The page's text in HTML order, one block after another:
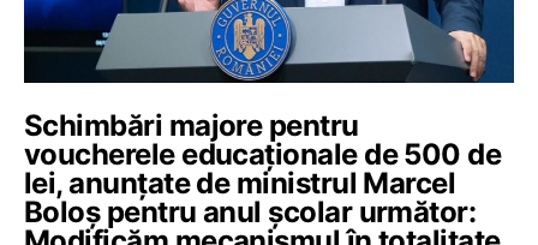
Schimbări majore pentru
voucherele educaționale de 500 de
lei, anunțate de ministrul Marcel
Boloș pentru anul școlar următor: